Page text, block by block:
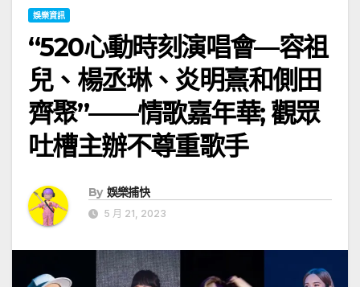
娛樂資訊
“520心動時刻演唱會—容祖
兒、楊丞琳、炎明熹和側田
齊聚”——情歌嘉年華; 觀眾
吐槽主辦不尊重歌手
By 娛樂捕快
5 月 21, 2023